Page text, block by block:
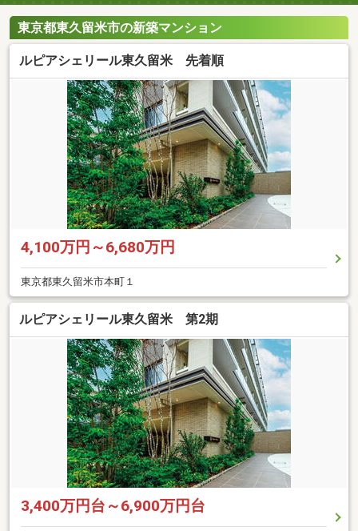
東京都東久留米市の新築マンション
ルピアシェリール東久留米 先着順
4,100万円～6,680万円
東京都東久留米市本町１
ルピアシェリール東久留米 第2期
3,400万円台～6,900万円台